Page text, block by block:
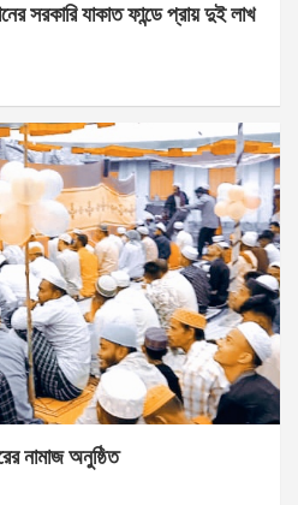
সরকারি যাকাত ফান্ডে প্রায় দুই লাখ
নামাজ অনুষ্ঠিত